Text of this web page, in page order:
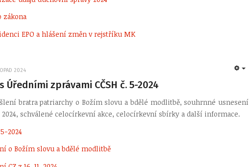
zákona
EPO a hlášení změn v rejstříku MK
2024
Úředními zprávami CČSH č. 5-2024
bratra patriarchy o Božím slovu a bdělé modlitbě, souhrnné usnesení
2024, schválené celocírkevní akce, celocírkevní sbírky a další informace.
2024
o Božím slovu a bdělé modlitbě